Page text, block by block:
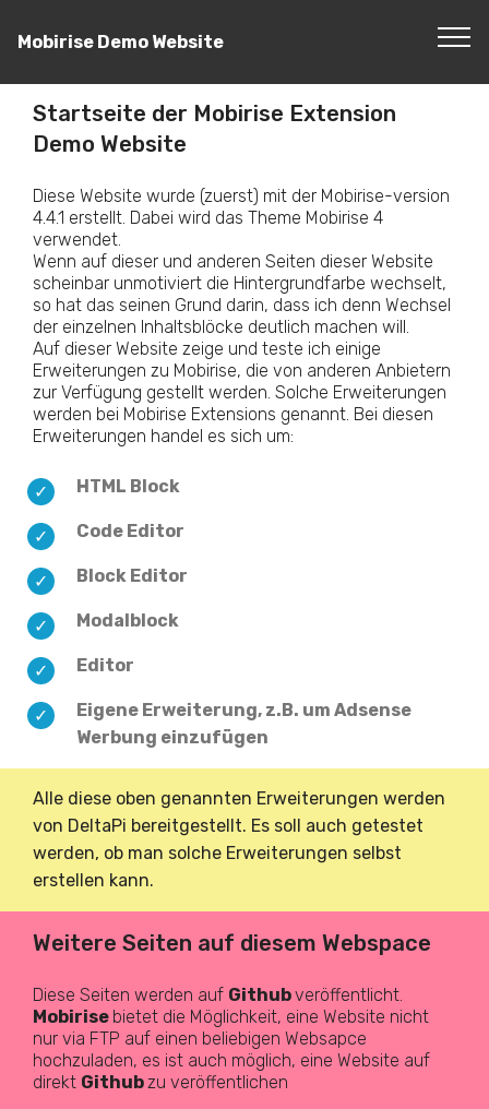
Mobirise Demo Website
Startseite der Mobirise Extension
Demo Website
Diese Website wurde (zuerst) mit der Mobirise-version
4.4.1 erstellt. Dabei wird das Theme Mobirise 4
verwendet.
Wenn auf dieser und anderen Seiten dieser Website
scheinbar unmotiviert die Hintergrundfarbe wechselt,
so hat das seinen Grund darin, dass ich denn Wechsel
der einzelnen Inhaltsblöcke deutlich machen will.
Auf dieser Website zeige und teste ich einige
Erweiterungen zu Mobirise, die von anderen Anbietern
zur Verfügung gestellt werden. Solche Erweiterungen
werden bei Mobirise Extensions genannt. Bei diesen
Erweiterungen handel es sich um:
HTML Block
Code Editor
Block Editor
Modalblock
Editor
Eigene Erweiterung, z.B. um Adsense
Werbung einzufügen
Alle diese oben genannten Erweiterungen werden
von DeltaPi bereitgestellt. Es soll auch getestet
werden, ob man solche Erweiterungen selbst
erstellen kann.
Weitere Seiten auf diesem Webspace
Diese Seiten werden auf Githubveröffentlicht.
Mobirise bietet die Möglichkeit, eine Website nicht
nur via FTP auf einen beliebigen Websapce
hochzuladen, es ist auch möglich, eine Website auf
direkt Githubzu veröffentlichen